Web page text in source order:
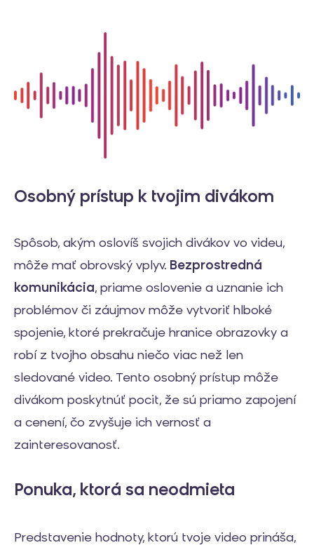
Osobný prístup k tvojim divákom
Spôsob, akým oslovíš svojich divákov vo videu,
môže mať obrovský vplyv. Bezprostredná
komunikácia, priame oslovenie a uznanie ich
problémov či záujmov môže vytvoriť hlboké
spojenie, ktoré prekračuje hranice obrazovky a
robí z tvojho obsahu niečo viac než len
sledované video. Tento osobný prístup môže
divákom poskytnúť pocit, že sú priamo zapojení
a cenení, čo zvyšuje ich vernosť a
zainteresovanosť.
Ponuka, ktorá sa neodmieta
Predstavenie hodnoty, ktorú tvoje video prináša,